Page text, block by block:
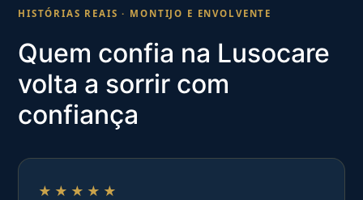
HISTÓRIAS REAIS · MONTIJO E ENVOLVENTE
Quem confia na Lusocare
volta a sorrir com
confiança
★★★★★